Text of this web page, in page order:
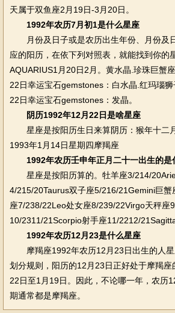
天属于双鱼座2月19日-3月20日。
1992年农历7月初1是什么星座
月份及日子或是农历出生年份、月份及
应的阳历，在依下列对照表，就能找到你的
AQUARIUS1月20日2月。黄水晶.珍珠巨蟹
22日幸运宝石gemstones：白水晶.红玛瑙
22日幸运宝石gemstones：发晶。
阴历1992年12月22日是啥星座
星座是按阳历生日来算阴历：猴年十二月
1993年1月14日星期四摩羯座
1992年农历壬申年正月二十一出生的是
星座是按阳历算的。牡羊座3/214/
4/215/20Taurus双子座5/216/21Gemini巨
座7/238/22Leo处女座8/239/22Virgo天秤座
10/2311/21Scorpio射手座11/2212/
1992年农历12月23是什么星座
摩羯座1992年农历12月23日出生的人星
划分规则，阳历的12月23日正好处于摩羯座
22日至1月19日。因此，不论哪一年，农历
期通常都是摩羯座。